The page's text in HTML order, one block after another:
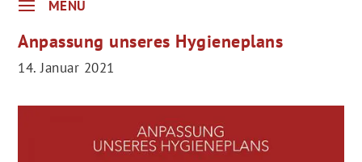
Anpassung unseres Hygieneplans
14. Januar 2021